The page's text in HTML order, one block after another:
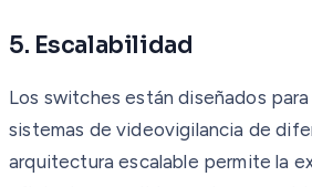
5. Escalabilidad
Los switches están diseñados
sistemas de videovigilancia de
arquitectura escalable permite la